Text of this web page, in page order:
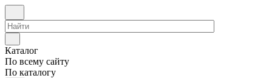
Каталог
По всему сайту
По каталогу